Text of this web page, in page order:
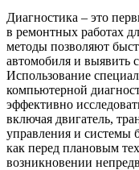
Диагностика – это
в ремонтных работах
методы позволяют
автомобиля и выявить
Использование
компьютерной
эффективно
включая двигатель,
управления и системы
как перед плановым
возникновении